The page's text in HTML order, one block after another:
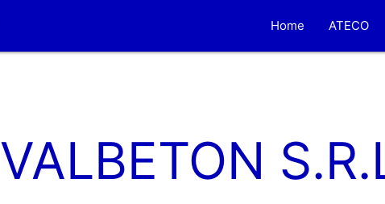
Home ATECO
VALBETON